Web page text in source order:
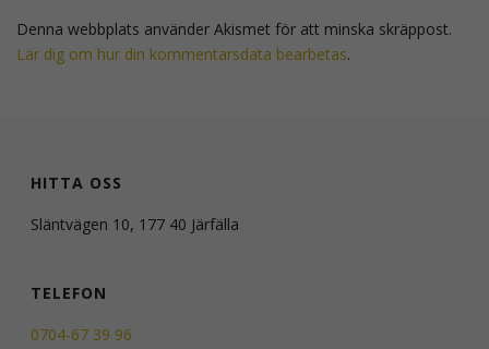
Denna webbplats använder Akismet för att minska skräppost.
Lär dig om hur din kommentarsdata bearbetas.
HITTA OSS
Släntvägen 10, 177 40 Järfälla
TELEFON
0704-67 39 96